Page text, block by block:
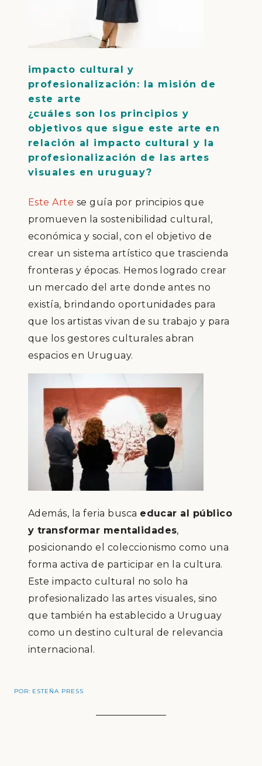
impacto cultural y
profesionalización: la misión de
este arte
¿cuáles son los principios y
objetivos que sigue este arte en
relación al impacto cultural y la
profesionalización de las artes
visuales en uruguay?
Este Arte se guía por principios que
promueven la sostenibilidad cultural,
económica y social, con el objetivo de
crear un sistema artístico que trascienda
fronteras y épocas. Hemos logrado crear
un mercado del arte donde antes no
existía, brindando oportunidades para
que los artistas vivan de su trabajo y para
que los gestores culturales abran
espacios en Uruguay.
Además, la feria busca educar al público
y transformar mentalidades,
posicionando el coleccionismo como una
forma activa de participar en la cultura.
Este impacto cultural no solo ha
profesionalizado las artes visuales, sino
que también ha establecido a Uruguay
como un destino cultural de relevancia
internacional.
POR: ESTEÑA PRESS